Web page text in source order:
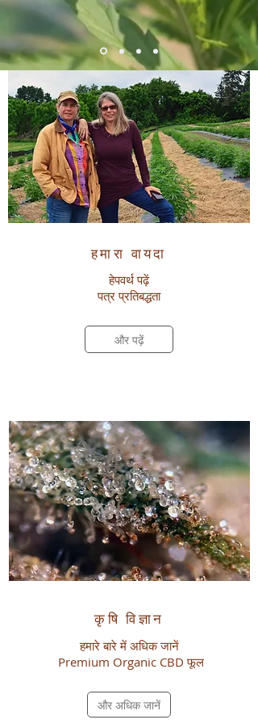
विशेष रुप से प्रदर्शित श्रेणियाँ
हमारा वायदा
हेपवर्थ पढ़ें
पत्रप्रतिबद्धता
और पढ़ें
कृषि विज्ञान
हमारे बारे में अधिक जानें
Premium Organic CBDफूल
और अधिक जानें